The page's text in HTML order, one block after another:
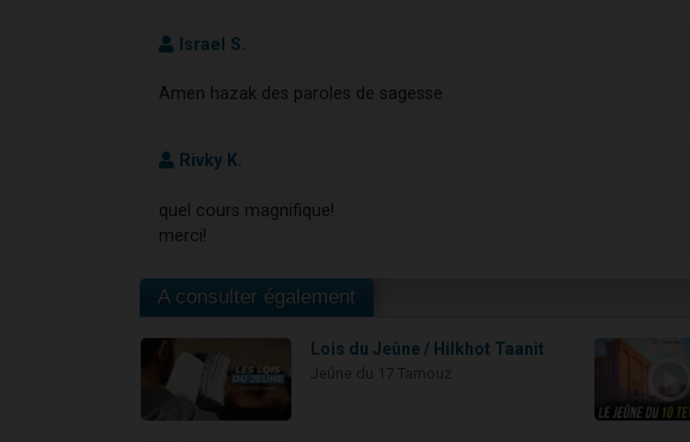
Israel S.
Amen hazak des paroles de sagesse
Rivky K.
quel cours magnifique!
merci!
A consulter également
Lois du Jeûne / Hilkhot Taanit